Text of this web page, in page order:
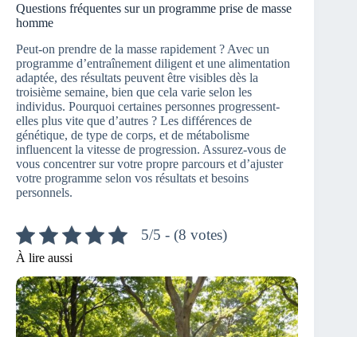
Questions fréquentes sur un programme prise de masse
homme
Peut-on prendre de la masse rapidement ? Avec un
programme d’entraînement diligent et une alimentation
adaptée, des résultats peuvent être visibles dès la
troisième semaine, bien que cela varie selon les
individus. Pourquoi certaines personnes progressent-
elles plus vite que d’autres ? Les différences de
génétique, de type de corps, et de métabolisme
influencent la vitesse de progression. Assurez-vous de
vous concentrer sur votre propre parcours et d’ajuster
votre programme selon vos résultats et besoins
personnels.
5/5 - (8 votes)
À lire aussi